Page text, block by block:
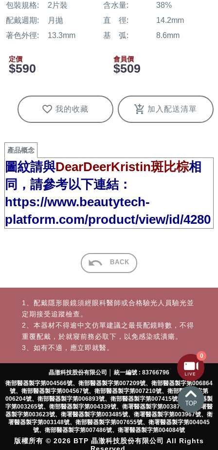
包裝規格:
2片裝 含水量:
38%
配戴週期:
月拋 直 徑:
14.2mm
著色外徑:
13.3mm 基 弧: 8.6mm
定價
$590
會員價
$509
我的收藏 加入配送清單
產品概念
圖紋請與DearDeerKristin斑比棕相
同，請參考以下連結：
https://www.beautytech-
platform.com/product/view/id/4280
BACK
1、配戴隱形眼鏡須經眼科醫師或合格驗光人員驗光並
定期接受追蹤檢查。
2、本器材不得逾中文仿單建議之最長配鏡時數，不得
重覆配戴，於就寢前務必取下，以免感染或潰瘍。
3、如有不適，應立即就醫。
晶澈科技股份有限公司 │ 統一編號 : 83766796
衛部醫器製字第004566號、衛部醫器製字第007209號、衛部醫器製字第006864
號、衛部醫器製字第004567號、衛部醫器製字第007210號、衛部醫器製字第
006204號、衛部醫器製字第006893號、衛部醫器製字第007415號、衛署醫器製
字第003265號、衛部醫器製字第004339號、衛署醫器製字第003871號、衛署醫
器製字第003623號、衛署醫器製字第003485號、衛署醫器製字第003967號、衛
署醫器製字第003148號、衛部醫器製字第007655號、衛署醫器製字第004045
號、衛部醫器製字第007486號、衛署醫器製字第004084號
版權所有 © 2026 BTP 晶澈科技股份有限公司 All Rights
0